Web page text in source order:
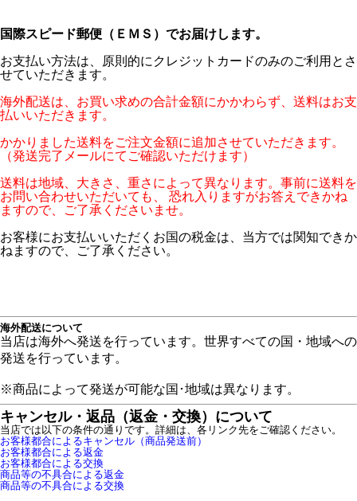
国際スピード郵便（ＥＭＳ）でお届けします。
お支払い方法は、原則的にクレジットカードのみのご利用とさ
せていただきます。
海外配送は、お買い求めの合計金額にかかわらず、送料はお支
払いいただきます。
かかりました送料をご注文金額に追加させていただきます。
（発送完了メールにてご確認いただけます）
送料は地域、大きさ、重さによって異なります。事前に送料を
お問い合わせいただいても、 恐れ入りますがお答えできかね
ますので、ご了承くださいませ。
お客様にお支払いいただくお国の税金は、当方では関知できか
ねますので、ご了承ください。
海外配送について
当店は海外へ発送を行っています。世界すべての国・地域への
発送を行っています。
※商品によって発送が可能な国･地域は異なります。
キャンセル・返品（返金・交換）について
当店では以下の条件の通りです。詳細は、各リンク先をご確認ください。
お客様都合によるキャンセル（商品発送前）
お客様都合による返金
お客様都合による交換
商品等の不具合による返金
商品等の不具合による交換